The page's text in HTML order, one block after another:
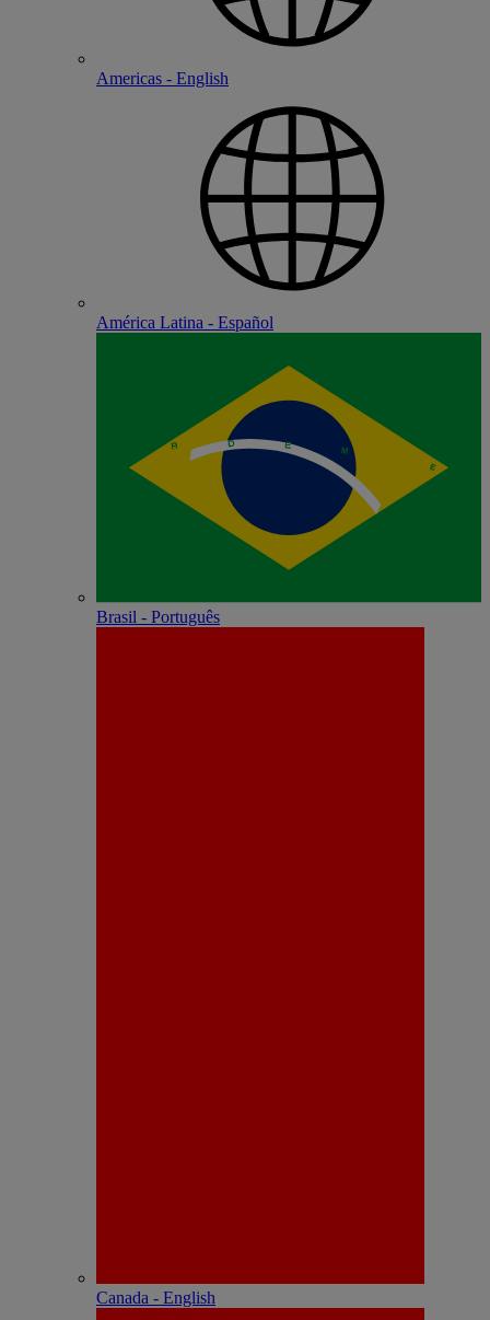
Americas - English
América Latina - Español
Brasil - Português
Canada - English